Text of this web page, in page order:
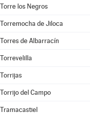
Torre los Negros
Torremocha de Jiloca
Torres de Albarracín
Torrevelilla
Torrijas
Torrijo del Campo
Tramacastiel